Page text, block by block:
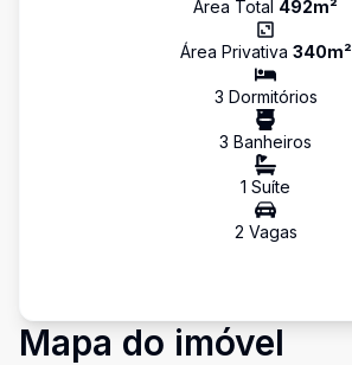
Área Total 492m²
Área Privativa 340m²
3 Dormitórios
3 Banheiros
1 Suíte
2 Vagas
Mapa do imóvel